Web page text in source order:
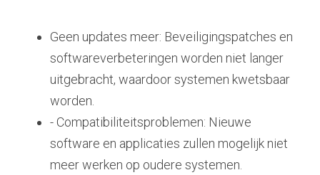
Geen updates meer: Beveiligingspatches en
softwareverbeteringen worden niet langer
uitgebracht, waardoor systemen kwetsbaar
worden.
- Compatibiliteitsproblemen: Nieuwe
software en applicaties zullen mogelijk niet
meer werken op oudere systemen.